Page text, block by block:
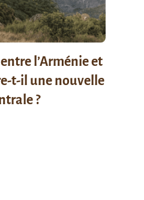
l’Arménie et
t-il une nouvelle
?